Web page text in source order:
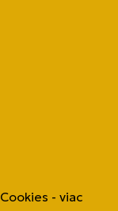
Cookies - viac